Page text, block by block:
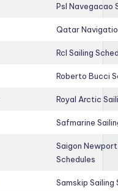
Psl Navegacao
Qatar
Rcl Sailing
Roberto Bucci
Royal Arctic
Safmarine
Saigon
Schedules
Samskip Sailing